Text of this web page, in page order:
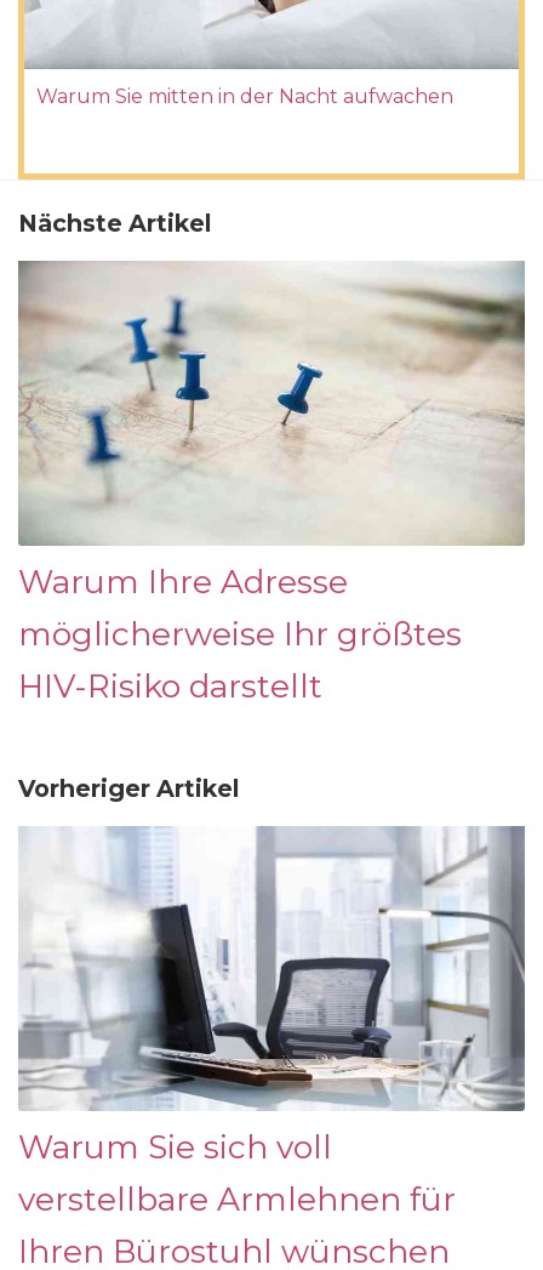
Warum Sie mitten in der Nacht aufwachen
Nächste Artikel
Warum Ihre Adresse
möglicherweise Ihr größtes
HIV-Risiko darstellt
Vorheriger Artikel
Warum Sie sich voll
verstellbare Armlehnen für
Ihren Bürostuhl wünschen